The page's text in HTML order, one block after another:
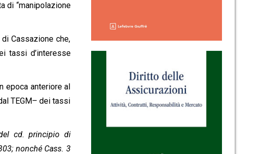
di “manipolazione
Cassazione che,
tassi d’interesse
epoca anteriore al
TEGM– dei tassi
cd. principio di
nonché Cass. 3